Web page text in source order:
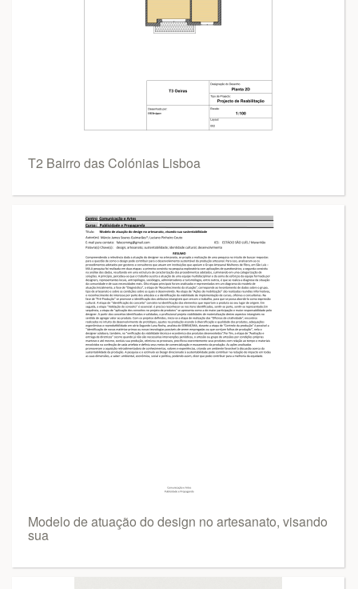
T2 Bairro das Colónias Lisboa
Modelo de atuação do design no artesanato, visando
sua